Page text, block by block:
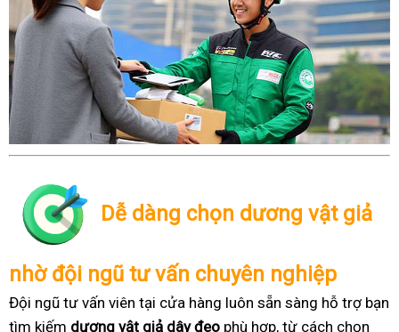
Dễ dàng chọn dương vật giả
nhờ đội ngũ tư vấn chuyên nghiệp
Đội ngũ tư vấn viên tại cửa hàng luôn sẵn sàng hỗ trợ bạn
tìm kiếm dương vật giả dây đeo phù hợp, từ cách chọn